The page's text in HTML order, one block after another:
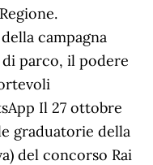
campagna
parco, il podere
Il 27 ottobre
graduatorie della
del concorso Rai